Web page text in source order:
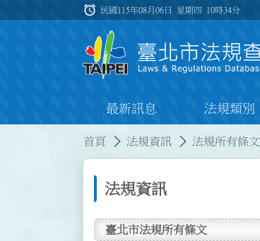
:::
alarm 民國115年08月06日 星期四 10時34分
最新訊息 法規類別
首頁 法規資訊 法規所有條文
法規資訊
臺北市法規所有條文